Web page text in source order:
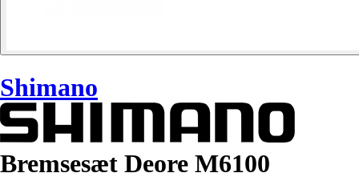
Shimano
Bremsesæt Deore M6100